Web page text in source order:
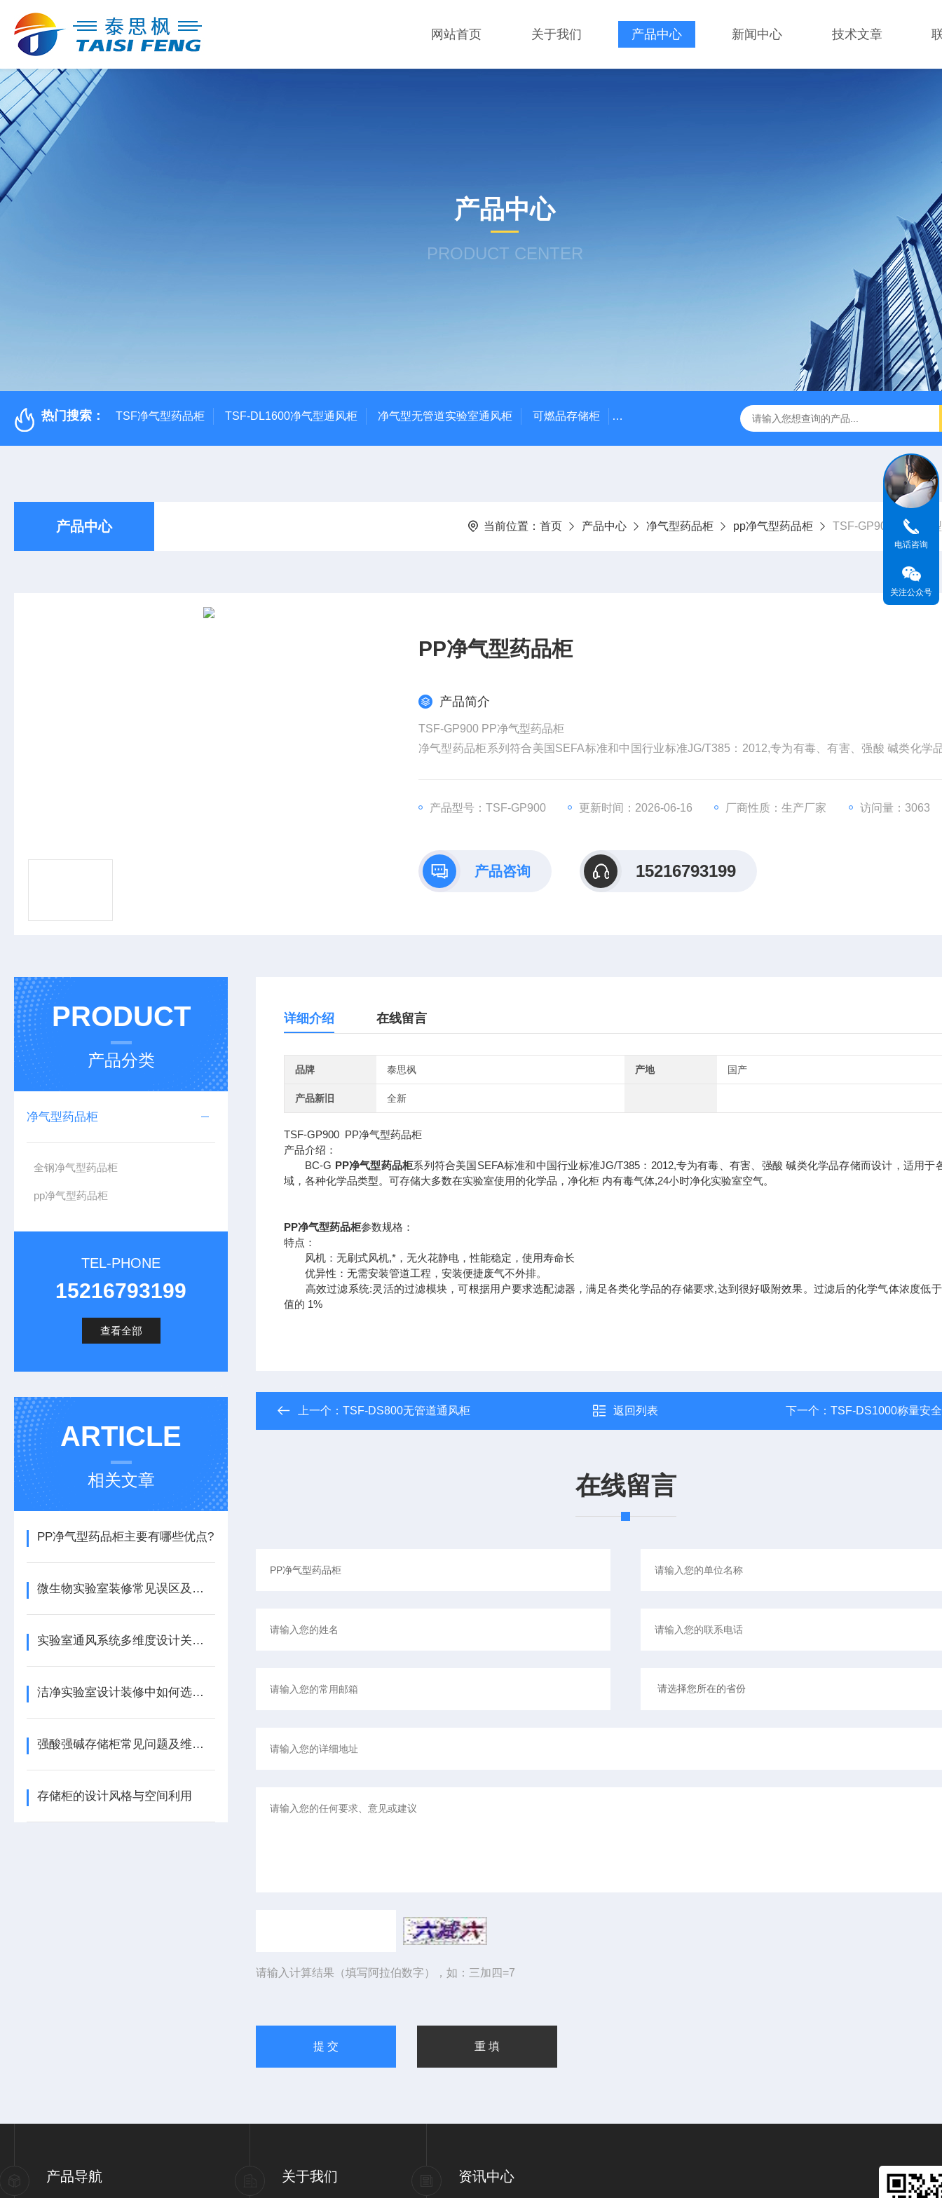
网站首页 关于我们 产品中心 新闻中心 技术文章
产品中心
PRODUCT CENTER
热门搜索： TSF净气型药品柜 TSF-DL1600净气型通风柜 净气型无管道实验室通风柜 可燃品存储柜 TSF-DS800净气型通风柜 TSF-DS800FW净气型通风柜（全
产品中心 当前位置： 首页 产品中心 净气型药品柜 pp净气型药品柜 TSF-GP900PP净气
PP净气型药品柜
产品简介
TSF-GP900 PP净气型药品柜
净气型药品柜系列符合美国SEFA标准和中国行业标准JG/T385：2012,专为有毒、有害、强酸 碱类化学
产品型号：TSF-GP900
更新时间：2026-06-16 厂商性质：生产厂家 访问量：3063
产品咨询 15216793199
PRODUCT
产品分类
净气型药品柜
全钢净气型药品柜
pp净气型药品柜
TEL-PHONE
15216793199
查看全部
ARTICLE
相关文章
PP净气型药品柜主要有哪些优点?
微生物实验室装修常见误区及规避策略
实验室通风系统多维度设计关键要素
洁净实验室设计装修中如何选择合适的实验室家具
强酸强碱存储柜常见问题及维护应对策略
存储柜的设计风格与空间利用
详细介绍 在线留言
品牌 泰思枫 产地 国产
产品新旧 全新
TSF-GP900 PP净气型药品柜
产品介绍：
BC-G PP净气型药品柜系列符合美国SEFA标准和中国行业标准JG/T385：2012,专为有毒、有害、强酸 碱类化学品存储而设计，适用于
域，各种化学品类型。可存储大多数在实验室使用的化学品，净化柜 内有毒气体,24小时净化实验室空气。
PP净气型药品柜参数规格：
特点：
风机：无刷式风机,*，无火花静电，性能稳定，使用寿命长
优异性：无需安装管道工程，安装便捷废气不外排。
高效过滤系统:灵活的过滤模块，可根据用户要求选配滤器，满足各类化学品的存储要求,达到很好吸附效果。过滤后的化学气体浓度低
值的 1%
上一个： TSF-DS800无管道通风柜 返回列表 下一个： TSF-DS1000称量安
在线留言
请输入计算结果（填写阿拉伯数字），如：三加四=7
产品导航 关于我们 资讯中心
电话咨询
关注公众号